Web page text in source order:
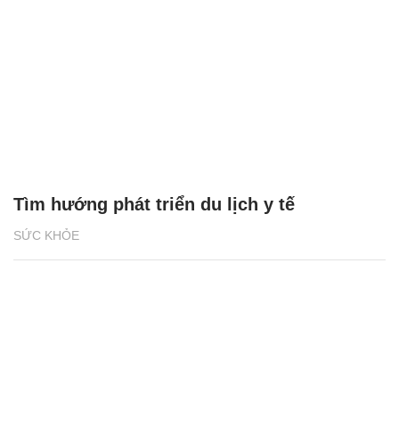
SỨC KHỎE
Tìm hướng phát triển du lịch y tế